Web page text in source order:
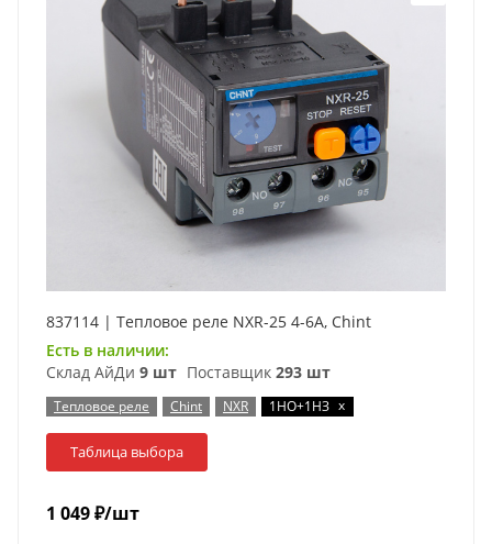
837114 | Тепловое реле NXR-25 4-6А, Chint
Есть в наличии:
Склад АйДи 9 шт Поставщик 293 шт
Тепловое реле Chint NXR 1НО+1НЗ x
Таблица выбора
1 049₽/шт